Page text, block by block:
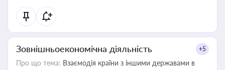
Зовнішньоекономічна діяльність +5
Про що тема: Взаємодія країни з іншими державами в